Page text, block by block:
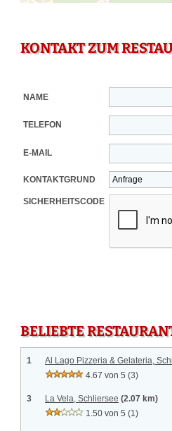
KONTAKT ZUM
NAME
TELEFON
E-MAIL
KONTAKTGRUND
SICHERHEITSCODE
BELIEBTE
1
Al Lago Pizzeria & Gelateria,
4.67 von 5 (3)
3 La Vela, Schliersee (2.07 km)
1.50 von 5 (1)